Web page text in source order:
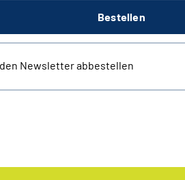
Newsletter abbestellen